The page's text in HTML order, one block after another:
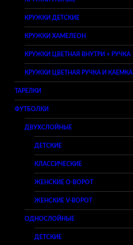
КРУЖКИ ДЕТСКИЕ
КРУЖКИ ХАМЕЛЕОН
КРУЖКИ ЦВЕТНАЯ ВНУТРИ + РУЧКА
КРУЖКИ ЦВЕТНАЯ РУЧКА И КАЕМКА
ТАРЕЛКИ
ФУТБОЛКИ
ДВУХСЛОЙНЫЕ
ДЕТСКИЕ
КЛАССИЧЕСКИЕ
ЖЕНСКИЕ O-ВОРОТ
ЖЕНСКИЕ V-ВОРОТ
ОДНОСЛОЙНЫЕ
ДЕТСКИЕ